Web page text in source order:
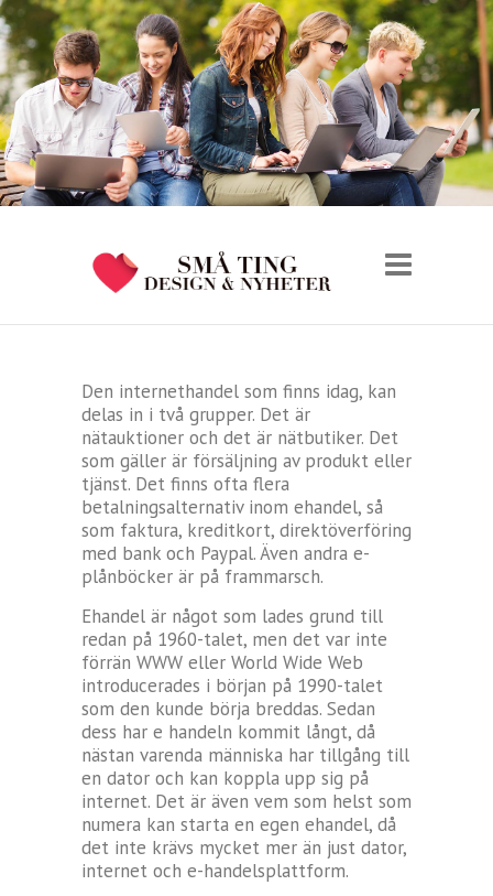
Den internethandel som finns idag, kan
delas in i två grupper. Det är
nätauktioner och det är nätbutiker. Det
som gäller är försäljning av produkt eller
tjänst. Det finns ofta flera
betalningsalternativ inom ehandel, så
som faktura, kreditkort, direktöverföring
med bank och Paypal. Även andra e-
plånböcker är på frammarsch.
Ehandel är något som lades grund till
redan på 1960-talet, men det var inte
förrän WWW eller World Wide Web
introducerades i början på 1990-talet
som den kunde börja breddas. Sedan
dess har e handeln kommit långt, då
nästan varenda människa har tillgång till
en dator och kan koppla upp sig på
internet. Det är även vem som helst som
numera kan starta en egen ehandel, då
det inte krävs mycket mer än just dator,
internet och e-handelsplattform.